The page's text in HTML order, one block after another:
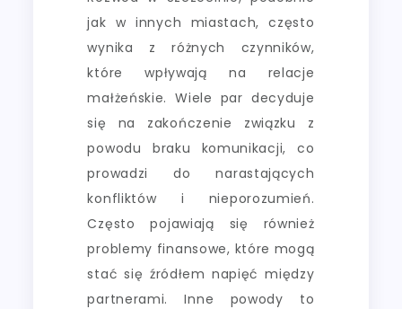
jak w innych miastach, często
wynika z różnych czynników,
które wpływają na relacje
małżeńskie. Wiele par decyduje
się na zakończenie związku z
powodu braku komunikacji, co
prowadzi do narastających
konfliktów i nieporozumień.
Często pojawiają się również
problemy finansowe, które mogą
stać się źródłem napięć między
partnerami. Inne powody to